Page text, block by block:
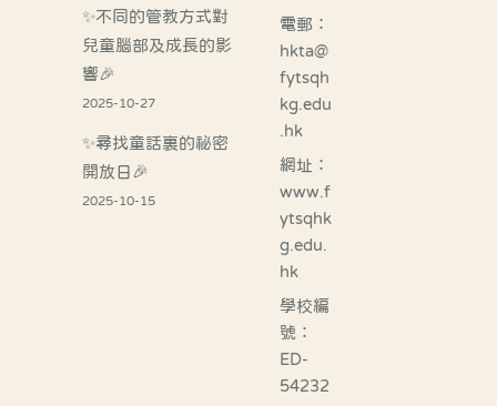
✨不同的管教方式對
兒童腦部及成長的影
響🎉
2025-10-27
✨尋找童話裏的祕密
開放日🎉
2025-10-15
電郵：
hkta@
fytsqh
kg.edu
.hk
網址：
www.f
ytsqhk
g.edu.
hk
學校編
號：
ED-
54232